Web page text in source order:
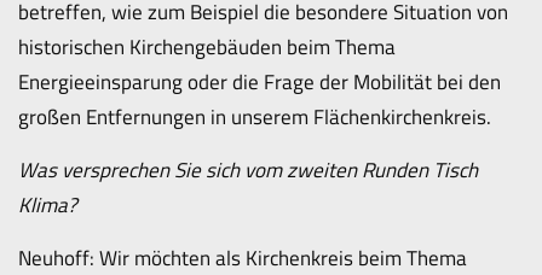
betreffen, wie zum Beispiel die besondere Situation von
historischen Kirchengebäuden beim Thema
Energieeinsparung oder die Frage der Mobilität bei den
großen Entfernungen in unserem Flächenkirchenkreis.
Was versprechen Sie sich vom zweiten Runden Tisch
Klima?
Neuhoff: Wir möchten als Kirchenkreis beim Thema